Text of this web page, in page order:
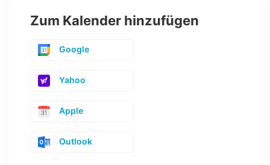
Zum Kalender hinzufügen
Google
Yahoo
Apple
Outlook